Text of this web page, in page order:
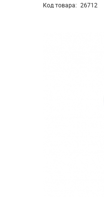
Код товара: 26712